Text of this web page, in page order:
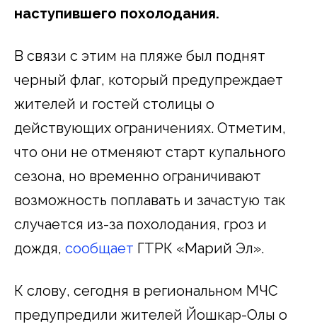
наступившего похолодания.
В связи с этим на пляже был поднят
черный флаг, который предупреждает
жителей и гостей столицы о
действующих ограничениях. Отметим,
что они не отменяют старт купального
сезона, но временно ограничивают
возможность поплавать и зачастую так
случается из-за похолодания, гроз и
дождя, сообщает ГТРК «Марий Эл».
К слову, сегодня в региональном МЧС
предупредили жителей Йошкар-Олы о